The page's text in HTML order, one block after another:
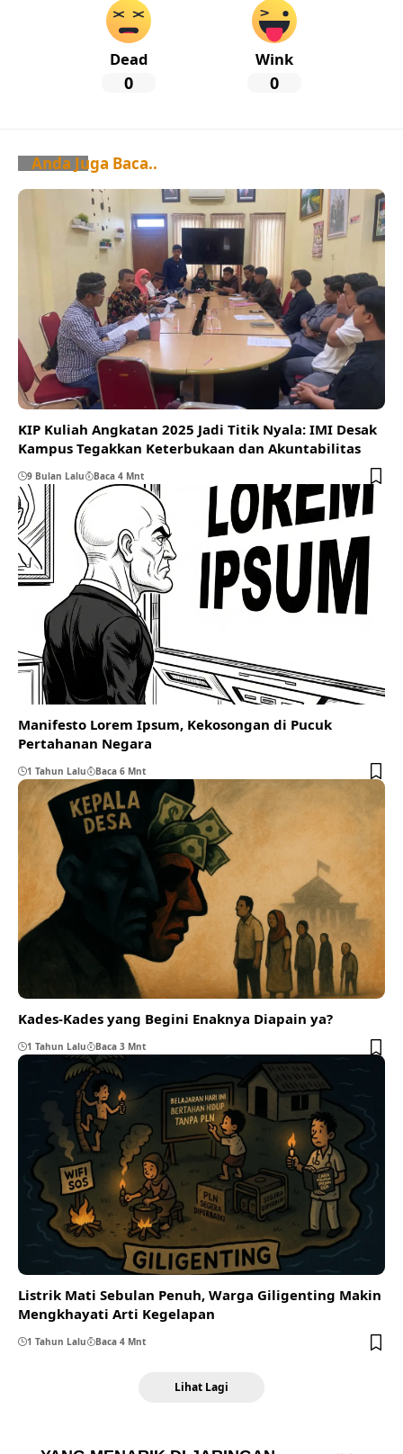
Dead
0
Wink
0
Anda Juga Baca..
KIP Kuliah Angkatan 2025 Jadi Titik Nyala: IMI Desak
Kampus Tegakkan Keterbukaan dan Akuntabilitas
9 Bulan Lalu Baca 4 Mnt
Manifesto Lorem Ipsum, Kekosongan di Pucuk
Pertahanan Negara
1 Tahun Lalu Baca 6 Mnt
Kades-Kades yang Begini Enaknya Diapain ya?
1 Tahun Lalu Baca 3 Mnt
Listrik Mati Sebulan Penuh, Warga Giligenting Makin
Mengkhayati Arti Kegelapan
1 Tahun Lalu Baca 4 Mnt
Lihat Lagi